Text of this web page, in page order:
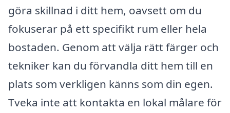
göra skillnad i ditt hem, oavsett om du
fokuserar på ett specifikt rum eller hela
bostaden. Genom att välja rätt färger och
tekniker kan du förvandla ditt hem till en
plats som verkligen känns som din egen.
Tveka inte att kontakta en lokal målare för